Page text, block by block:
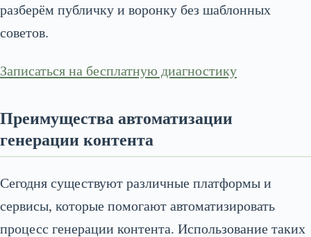
разберём публичку и воронку без шаблонных
советов.
Записаться на бесплатную диагностику
Преимущества автоматизации
генерации контента
Сегодня существуют различные платформы и
сервисы, которые помогают автоматизировать
процесс генерации контента. Использование таких